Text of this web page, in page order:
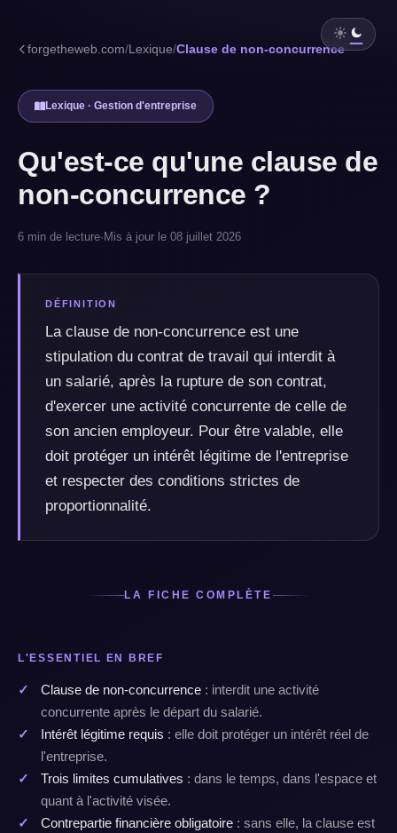
forgetheweb.com/Lexique/Clause de non-concurrence
Lexique · Gestion d'entreprise
Qu'est-ce qu'une clause de
non-concurrence ?
6 min de lecture· Mis à jour le 08 juillet 2026
DÉFINITION
La clause de non-concurrence est une
stipulation du contrat de travail qui interdit à
un salarié, après la rupture de son contrat,
d'exercer une activité concurrente de celle de
son ancien employeur. Pour être valable, elle
doit protéger un intérêt légitime de l'entreprise
et respecter des conditions strictes de
proportionnalité.
LA FICHE COMPLÈTE
L'ESSENTIEL EN BREF
Clause de non-concurrence : interdit une activité
concurrente après le départ du salarié.
Intérêt légitime requis : elle doit protéger un intérêt réel de
l'entreprise.
Trois limites cumulatives : dans le temps, dans l'espace et
quant à l'activité visée.
Contrepartie financière obligatoire : sans elle, la clause est